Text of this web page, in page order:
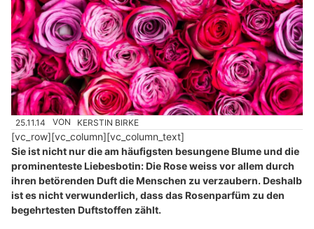
25.11.14 VON KERSTIN BIRKE
[vc_row][vc_column][vc_column_text]
Sie ist nicht nur die am häufigsten besungene Blume und die
prominenteste Liebesbotin: Die Rose weiss vor allem durch
ihren betörenden Duft die Menschen zu verzaubern. Deshalb
ist es nicht verwunderlich, dass das Rosenparfüm zu den
begehrtesten Duftstoffen zählt.